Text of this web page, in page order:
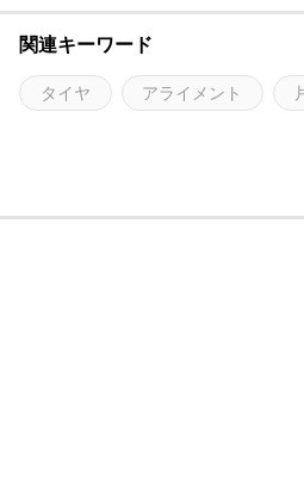
関連キーワード
タイヤ アライメント